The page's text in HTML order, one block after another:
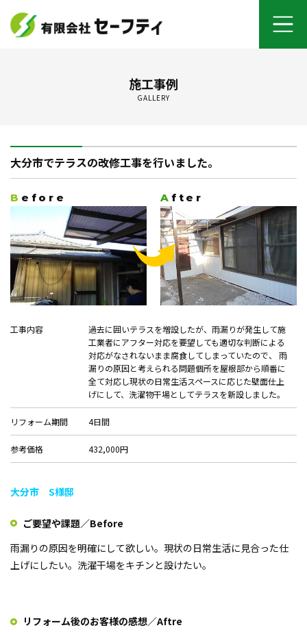
セーフティについて
オンライン打ち合わせ
ご契約までの流れ
お客さまの声
プライバシーポリシー
施工事例
お知らせ
スタッフブログ
施工事例
GALLERY
大分市でテラスの改修工事を行いました。
Before After
工事内容
過去に囲いテラスを増設したが、雨漏りが発生して施
工業者にアフター対応を要望しても適切な判断による
対応がなされないまま腐食してしまっていたので、 雨
漏りの原因と考えられる問題個所を屋根部から順番に
全て対応し現状の日常生活スペースに応じた壁面仕上
げにして、洗濯物干場としてテラスを新設しました。
リフォーム期間 4日間
参考価格 432,000円
大分市 S様邸
ご要望や課題／Before
雨漏りの原因を明確にして欲しい。現状の日常生活に見合った仕
上げにしたい。洗濯干場をキチンと設けたい。
リフォーム後のお客様の感想／Aftre